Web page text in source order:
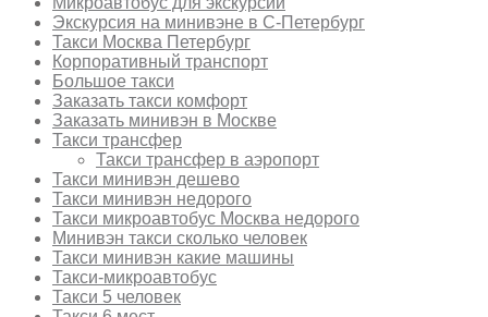
Экскурсия на минивэне в С-Петербург
Такси Москва Петербург
Корпоративный транспорт
Большое такси
Заказать такси комфорт
Заказать минивэн в Москве
Такси трансфер
Такси трансфер в аэропорт
Такси минивэн дешево
Такси минивэн недорого
Такси микроавтобус Москва недорого
Минивэн такси сколько человек
Такси минивэн какие машины
Такси-микроавтобус
Такси 5 человек